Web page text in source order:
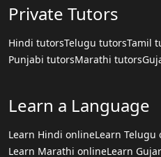
Private Tutors
Hindi tutorsTelugu tutorsTamil
Punjabi tutorsMarathi tutors
Learn a Language
Learn Hindi onlineLearn Telugu
Learn Marathi onlineLearn